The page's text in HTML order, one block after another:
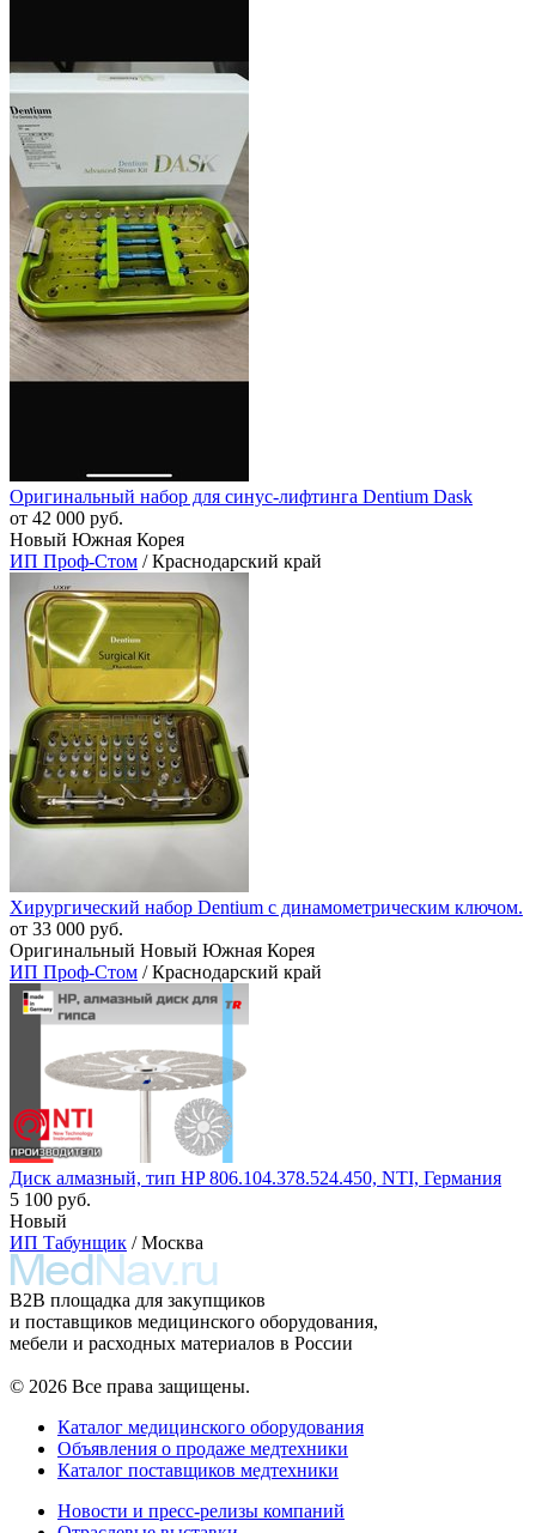
Оригинальный набор для синус-лифтинга Dentium Dask
от 42 000 руб.
Новый Южная Корея
ИП Проф-Стом / Краснодарский край
Хирургический набор Dentium с динамометрическим ключом.
от 33 000 руб.
Оригинальный Новый Южная Корея
ИП Проф-Стом / Краснодарский край
Диск алмазный, тип HP 806.104.378.524.450, NTI, Германия
5 100 руб.
Новый
ИП Табунщик / Москва
B2B площадка для закупщиков
и поставщиков медицинского оборудования,
мебели и расходных материалов в России
© 2026 Все права защищены.
Каталог медицинского оборудования
Объявления о продаже медтехники
Каталог поставщиков медтехники
Новости и пресс-релизы компаний